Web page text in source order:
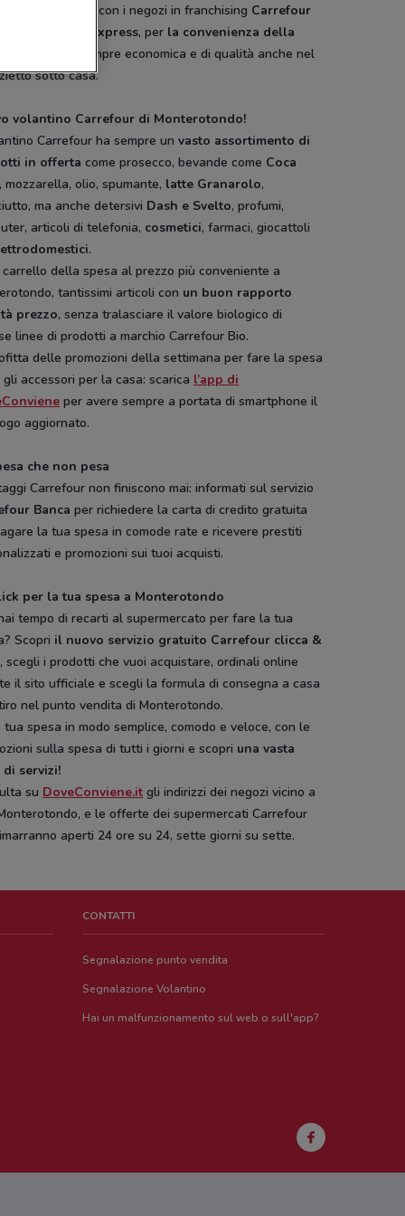
in scala ridotta con i negozi in franchising Carrefour
e Carrefour Express, per la convenienza della
sempre economica e di qualità anche nel
sotto casa.
volantino Carrefour di Monterotondo!
Carrefour ha sempre unvasto assortimento di
in offerta come prosecco, bevande come Coca
, mozzarella, olio, spumante, latte Granarolo,
ma anche detersivi Dash e Svelto, profumi,
articoli di telefonia, cosmetici, farmaci, giocattoli
.
della spesa al prezzo più conveniente a
tantissimi articoli con un buon rapporto
prezzo, senza tralasciare il valore biologico di
linee di prodotti a marchio Carrefour Bio.
delle promozioni della settimana per fare la spesa
accessori per la casa: scarica l’app di
per avere sempre a portata di smartphone il
aggiornato.
che non pesa
Carrefour non finiscono mai: informati sul servizio
Banca per richiedere la carta di credito gratuita
la tua spesa in comode rate e ricevere prestiti
e promozioni sui tuoi acquisti.
per la tua spesa a Monterotondo
tempo di recarti al supermercato per fare la tua
Scopri il nuovo servizio gratuito Carrefour clicca &
, scegli i prodotti che vuoi acquistare, ordinali online
il sito ufficiale e scegli la formula di consegna a casa
nel punto vendita di Monterotondo.
tua spesa in modo semplice, comodo e veloce, con le
sulla spesa di tutti i giorni e scopri una vasta
di servizi!
su DoveConviene.it gli indirizzi dei negozi vicino a
e le offerte dei supermercati Carrefour
aperti 24 ore su 24, sette giorni su sette.
CONTATTI
Segnalazione punto vendita
Segnalazione Volantino
Hai un malfunzionamento sul web o sull'app?